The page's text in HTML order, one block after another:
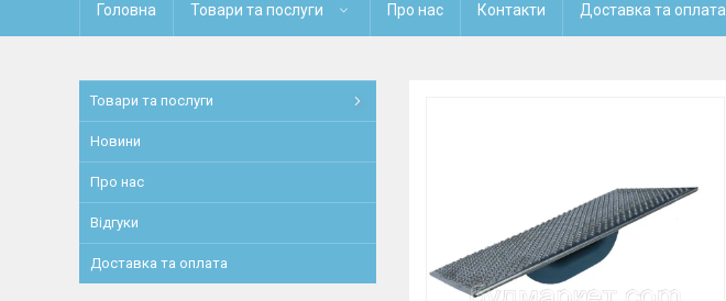
Головна Товари та послуги Про нас Контакти Доставка та оплата
Товари та послуги
Новини
Про нас
Відгуки
Доставка та оплата